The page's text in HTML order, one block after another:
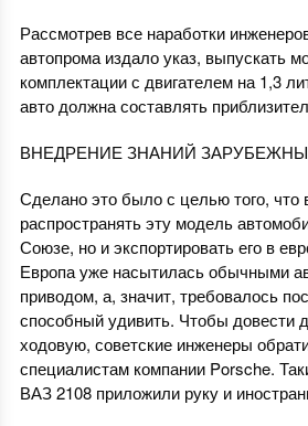
Рассмотрев все наработки
автопрома издало указ, выпускать
комплектации с двигателем на 1,3
авто должна составлять
ВНЕДРЕНИЕ ЗНАНИЙ
Сделано это было с целью того, что
распространять эту модель
Союзе, но и экспортировать его в
Европа уже насытилась обычными
приводом, а, значит, требовалось
способный удивить. Чтобы довести
ходовую, советские инженеры
специалистам компании Porsche.
ВАЗ 2108 приложили руку и